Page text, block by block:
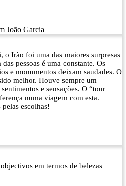
João Garcia
o Irão foi uma das maiores surpresas
pessoas é uma constante. Os
e monumentos deixam saudades. O
melhor. Houve sempre um
e sensações. O “tour
numa viagem com esta.
pelas escolhas!
em termos de belezas